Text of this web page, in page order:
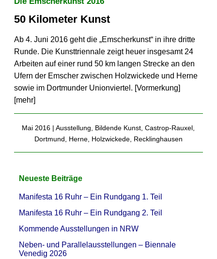
50 Kilometer Kunst
Ab 4. Juni 2016 geht die „Emscherkunst“ in ihre dritte
Runde. Die Kunsttriennale zeigt heuer insgesamt 24
Arbeiten auf einer rund 50 km langen Strecke an den
Ufern der Emscher zwischen Holzwickede und Herne
sowie im Dortmunder Unionviertel. [Vormerkung]
[mehr]
Mai 2016 |Ausstellung Bildende Kunst ,Castrop-Rauxel
Dortmund
Herne, Holzwickede, Recklinghausen
Neueste Beiträge
Manifesta 16 Ruhr – Ein Rundgang 1. Teil
Manifesta 16 Ruhr – Ein Rundgang 2. Teil
Kommende Ausstellungen in NRW
Neben- und Parallelausstellungen – Biennale
Venedig 2026